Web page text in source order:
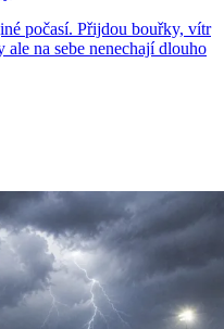
počasí. Přijdou bouřky, vítr
na sebe nenechají dlouho